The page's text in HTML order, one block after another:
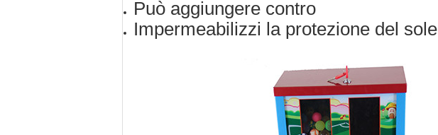
Può aggiungere contro
Impermeabilizzi la protezione del sole